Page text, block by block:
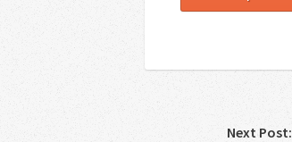
Next Post: